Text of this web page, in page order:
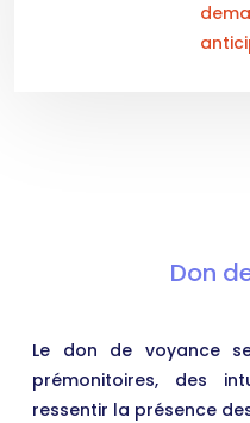
Don
Le don de voyance
prémonitoires, des
ressentir la présence